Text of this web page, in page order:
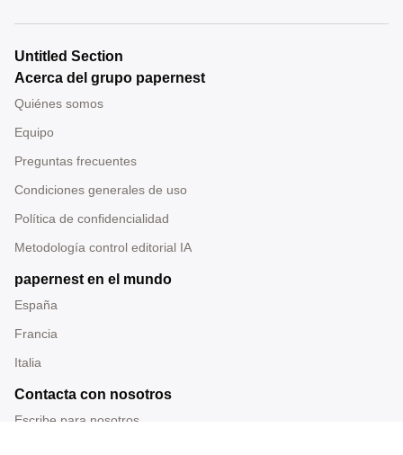
Untitled Section
Acerca del grupo papernest
Quiénes somos
Equipo
Preguntas frecuentes
Condiciones generales de uso
Política de confidencialidad
Metodología control editorial IA
papernest en el mundo
España
Francia
Italia
Contacta con nosotros
Escribe para nosotros